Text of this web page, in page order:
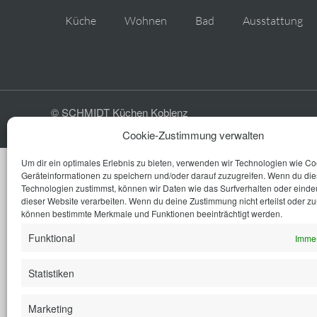
Cookie-Zustimmung verwalten
Um dir ein optimales Erlebnis zu bieten, verwenden wir Technologien wie
Geräteinformationen zu speichern und/oder darauf zuzugreifen. Wenn du
Technologien zustimmst, können wir Daten wie das Surfverhalten oder
dieser Website verarbeiten. Wenn du deine Zustimmung nicht erteilst oder
können bestimmte Merkmale und Funktionen beeinträchtigt werden.
Funktional
Statistiken
Marketing
Küche Wohnen Bad Ausstattung
© SCHMIDT Küchen Koblenz